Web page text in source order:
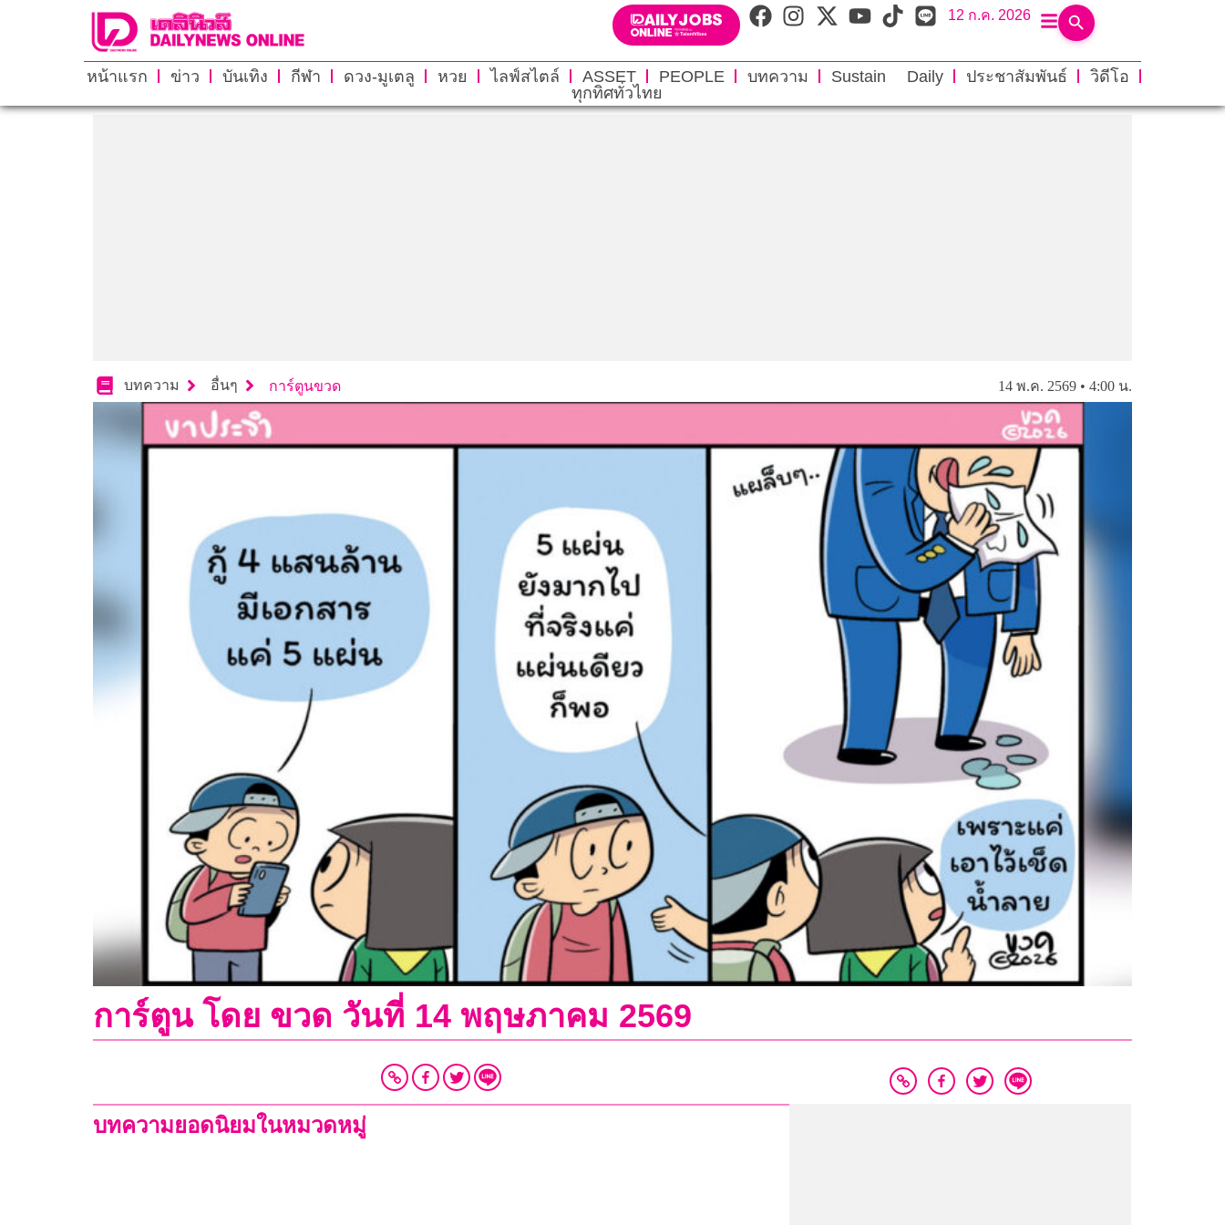
12 ก.ค. 2026
หน้าแรก ข่าว บันเทิง กีฬา ดวง-มูเตลู หวย ไลฟ์สไตล์ ASSET PEOPLE บทความ Sustain Daily ประชาสัมพันธ์
วิดีโอ
ทุกทิศทั่วไทย
บทความ อื่นๆ การ์ตูนขวด 14 พ.ค. 2569 • 4:00 น.
การ์ตูน โดย ขวด วันที่ 14 พฤษภาคม 2569
บทความยอดนิยมในหมวดหมู่